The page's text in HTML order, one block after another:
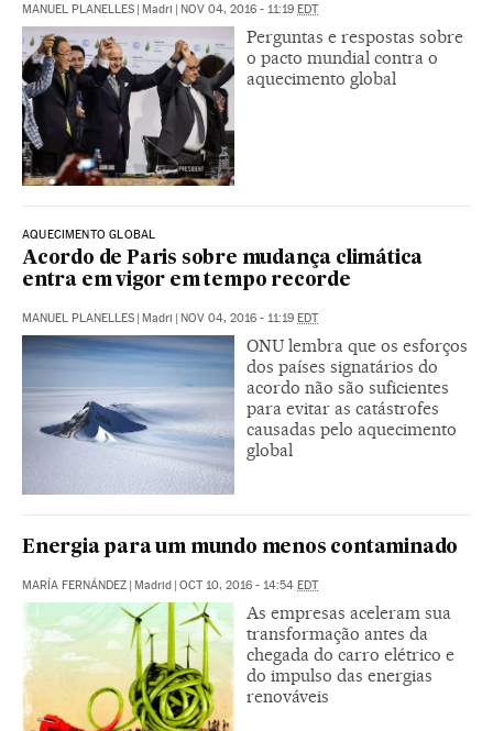
MANUEL PLANELLES | Madri | NOV 04, 2016 - 11:19 EDT
Perguntas e respostas sobre
o pacto mundial contra o
aquecimento global
AQUECIMENTO GLOBAL
Acordo de Paris sobre mudança climática
entra em vigor em tempo recorde
MANUEL PLANELLES | Madri | NOV 04, 2016 - 11:19 EDT
ONU lembra que os esforços
dos países signatários do
acordo não são suficientes
para evitar as catástrofes
causadas pelo aquecimento
global
Energia para um mundo menos contaminado
MARÍA FERNÁNDEZ | Madrid | OCT 10, 2016 - 14:54 EDT
As empresas aceleram sua
transformação antes da
chegada do carro elétrico e
do impulso das energias
renováveis